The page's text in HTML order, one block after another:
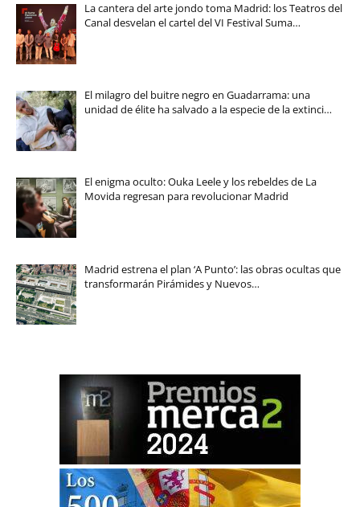
La cantera del arte jondo toma Madrid: los Teatros del
Canal desvelan el cartel del VI Festival Suma…
El milagro del buitre negro en Guadarrama: una
unidad de élite ha salvado a la especie de la extinci…
El enigma oculto: Ouka Leele y los rebeldes de La
Movida regresan para revolucionar Madrid
Madrid estrena el plan ‘A Punto’: las obras ocultas que
transformarán Pirámides y Nuevos…